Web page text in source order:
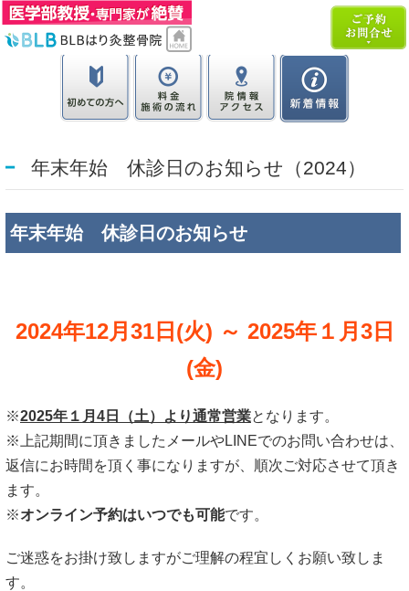
年末年始 休診日のお知らせ（2024）
年末年始 休診日のお知らせ
2024年12月31日(火) ～ 2025年１月3日
(金)
※2025年１月4日（土）より通常営業となります。
※上記期間に頂きましたメールやLINEでのお問い合わせは、
返信にお時間を頂く事になりますが、順次ご対応させて頂き
ます。
※オンライン予約はいつでも可能です。
ご迷惑をお掛け致しますがご理解の程宜しくお願い致しま
す。